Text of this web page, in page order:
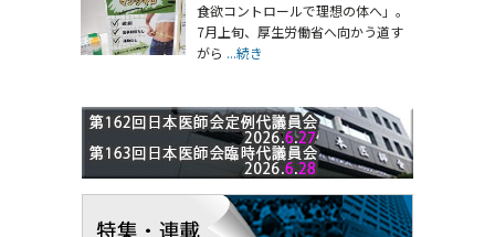
食欲コントロールで理想の体へ」。
7月上旬、厚生労働省へ向かう道す
がら ...続き